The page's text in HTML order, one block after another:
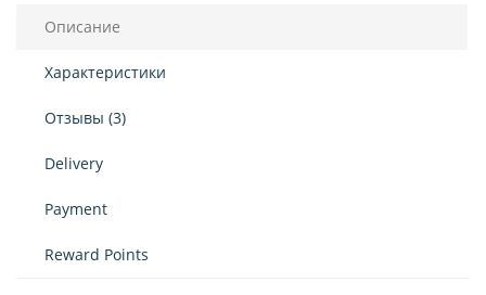
Описание
Характеристики
Отзывы (3)
Delivery
Payment
Reward Points